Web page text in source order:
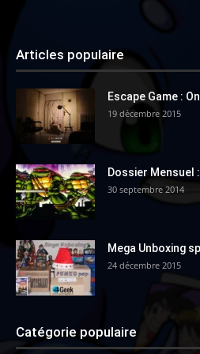
Articles populaire
Escape Game :
19 décembre 2015
Dossier Mensuel
30 septembre 2014
Mega Unboxing
24 décembre 2015
Catégorie populaire